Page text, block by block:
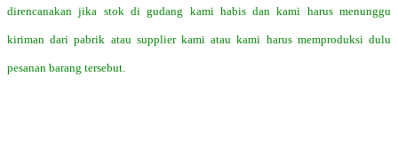
direncanakan jika stok di gudang kami habis dan kami harus menunggu
kiriman dari pabrik atau supplier kami atau kami harus memproduksi dulu
pesanan barang tersebut.